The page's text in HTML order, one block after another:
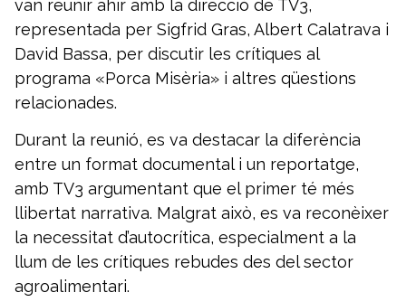
van reunir ahir amb la direcció de TV3,
representada per Sigfrid Gras, Albert Calatrava i
David Bassa, per discutir les crítiques al
programa «Porca Misèria» i altres qüestions
relacionades.
Durant la reunió, es va destacar la diferència
entre un format documental i un reportatge,
amb TV3 argumentant que el primer té més
llibertat narrativa. Malgrat això, es va reconèixer
la necessitat d’autocrítica, especialment a la
llum de les crítiques rebudes des del sector
agroalimentari.